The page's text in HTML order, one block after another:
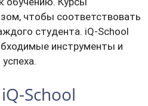
чтобы соответствовать
студента. iQ-School
инструменты и
School